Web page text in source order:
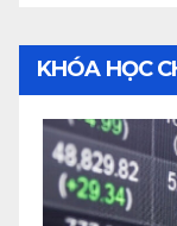
KHÓA HỌC